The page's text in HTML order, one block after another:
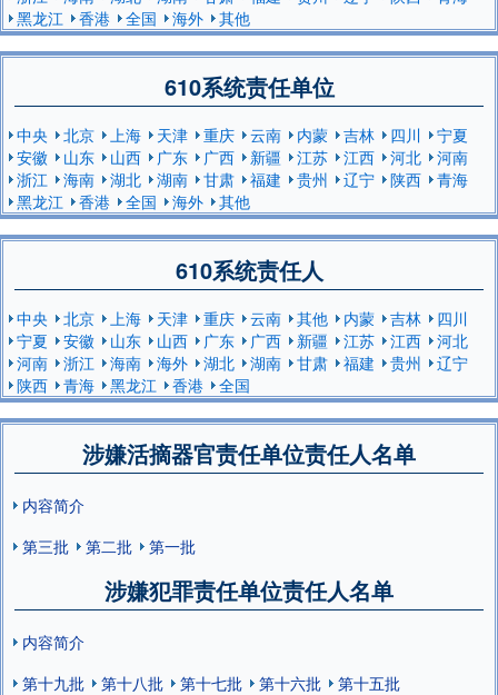
黑龙江
香港 全国 海外 其他
610系统责任单位
中央 北京 上海 天津 重庆 云南 内蒙 吉林 四川
宁夏
安徽
山东 山西 广东 广西 新疆 江苏 江西 河北
河南
浙江
海南 湖北 湖南 甘肃 福建 贵州 辽宁 陕西
青海
黑龙江
香港 全国 海外 其他
610系统责任人
中央 北京 上海 天津 重庆 云南 其他 内蒙 吉林
四川
宁夏
安徽 山东 山西 广东 广西 新疆 江苏 江西
河北
河南
浙江 海南 海外 湖北 湖南 甘肃 福建 贵州
辽宁
陕西
青海 黑龙江 香港 全国
涉嫌活摘器官责任单位责任人名单
内容简介
第三批
第二批 第一批
涉嫌犯罪责任单位责任人名单
内容简介
第十九批
第十八批 第十七批 第十六批
第十五批